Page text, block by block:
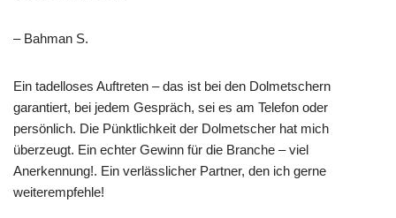
– Bahman S.
Ein tadelloses Auftreten – das ist bei den Dolmetschern
garantiert, bei jedem Gespräch, sei es am Telefon oder
persönlich. Die Pünktlichkeit der Dolmetscher hat mich
überzeugt. Ein echter Gewinn für die Branche – viel
Anerkennung!. Ein verlässlicher Partner, den ich gerne
weiterempfehle!